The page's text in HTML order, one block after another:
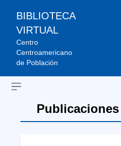
BIBLIOTECA
VIRTUAL
Centro
Centroamericano
de Población
Open sidebar